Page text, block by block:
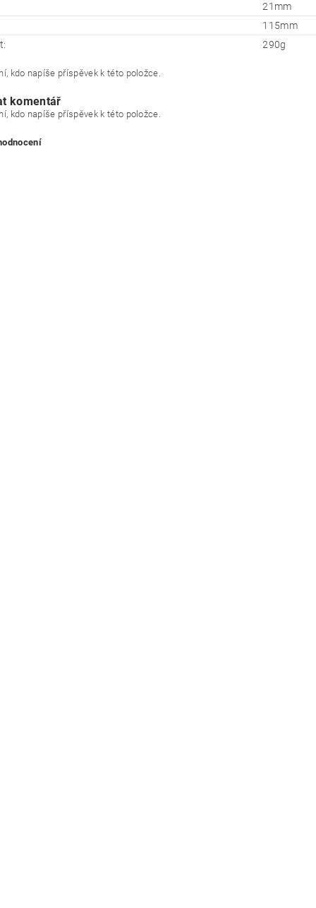
21mm
115mm
290g
kdo napíše příspěvek k této položce.
komentář
kdo napíše příspěvek k této položce.